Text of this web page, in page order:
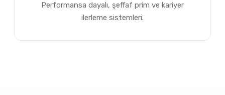
Performansa dayalı, şeffaf prim ve kariyer
ilerleme sistemleri.